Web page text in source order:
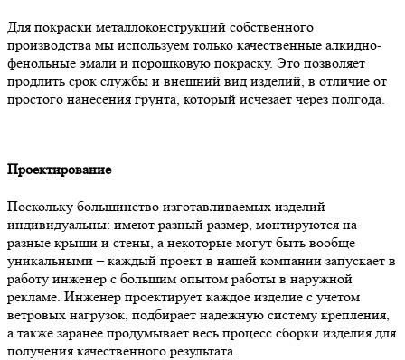
Для покраски металлоконструкций собственного
производства мы используем только качественные алкидно-
фенольные эмали и порошковую покраску. Это позволяет
продлить срок службы и внешний вид изделий, в отличие от
простого нанесения грунта, который исчезает через полгода.
Проектирование
Поскольку большинство изготавливаемых изделий
индивидуальны: имеют разный размер, монтируются на
разные крыши и стены, а некоторые могут быть вообще
уникальными – каждый проект в нашей компании запускает в
работу инженер с большим опытом работы в наружной
рекламе. Инженер проектирует каждое изделие с учетом
ветровых нагрузок, подбирает надежную систему крепления,
а также заранее продумывает весь процесс сборки изделия для
получения качественного результата.